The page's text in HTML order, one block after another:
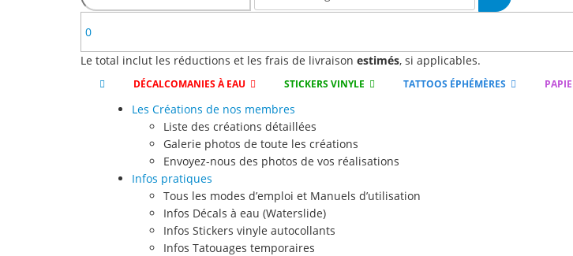
0
Le total inclut les réductions et les frais de livraison estimés, si applicables.
DÉCALCOMANIES À EAU STICKERS VINYLE TATTOOS ÉPHÉMÈRES
Les Créations de nos membres
Liste des créations détaillées
Galerie photos de toute les créations
Envoyez-nous des photos de vos réalisations
Infos pratiques
Tous les modes d’emploi et Manuels d’utilisation
Infos Décals à eau (Waterslide)
Infos Stickers vinyle autocollants
Infos Tatouages temporaires